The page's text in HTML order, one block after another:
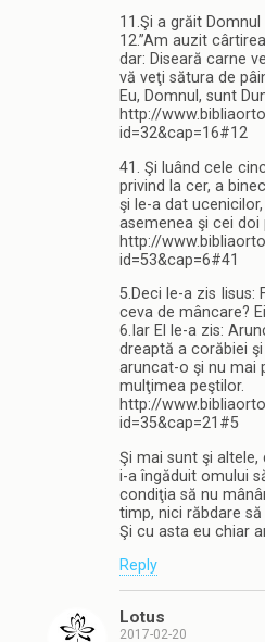
11.Şi a grăit
12.”Am auzit
dar: Diseară carne
vă veţi sătura de
Eu, Domnul, sunt
http://
id=32&cap=16#12
41. Şi luând cele
privind la cer, a
şi le-a dat
asemenea şi cei
http://
id=53&cap=6#41
5.Deci le-a zis Iisus:
ceva de mâncare?
6.Iar El le-a zis:
dreaptă a corăbiei
aruncat-o şi nu mai
mulţimea peştilor.
http://
id=35&cap=21#5
Şi mai sunt şi altele,
i-a îngăduit omului
condiţia să nu
timp, nici răbdare
Şi cu asta eu chiar
Reply
Lotus
2017-02-20